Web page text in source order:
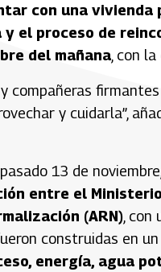
con una vivienda
el proceso de
del mañana , con
compañeras
y cuidarla”,
13 de
entre el
(ARN) ,
construidas en
energía, agua